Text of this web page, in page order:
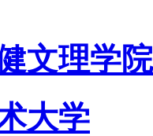
文理学院
大学